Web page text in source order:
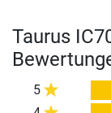
Taurus
5